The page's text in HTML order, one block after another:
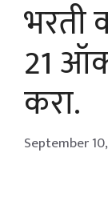
भरती
21
करा.
September